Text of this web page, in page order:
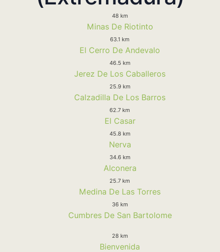
48 km
Minas De Riotinto
63.1 km
El Cerro De Andevalo
46.5 km
Jerez De Los Caballeros
25.9 km
Calzadilla De Los Barros
62.7 km
El Casar
45.8 km
Nerva
34.6 km
Alconera
25.7 km
Medina De Las Torres
36 km
Cumbres De San Bartolome
28 km
Bienvenida